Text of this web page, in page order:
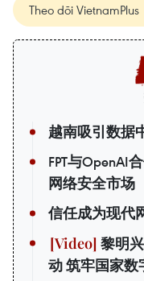
Theo dõi VietnamPlus
越南吸引数据
FPT与OpenAI
网络安全市场
信任成为现代
黎明
动 筑牢国家数